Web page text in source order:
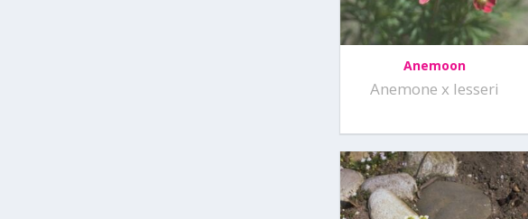
Anemoon
Anemone x lesseri